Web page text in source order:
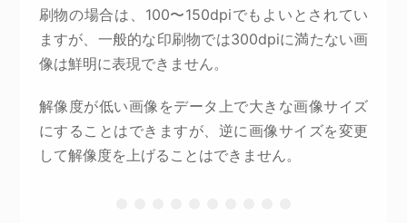
刷物の場合は、100〜150dpiでもよいとされてい
ますが、一般的な印刷物では300dpiに満たない画
像は鮮明に表現できません。
解像度が低い画像をデータ上で大きな画像サイズ
にすることはできますが、逆に画像サイズを変更
して解像度を上げることはできません。